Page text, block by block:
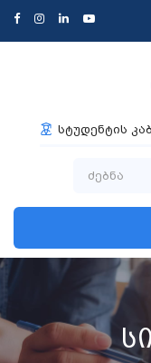
სტუდენტის